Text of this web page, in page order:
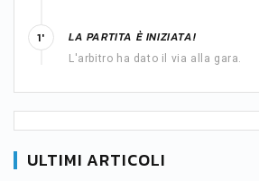
LA PARTITA È INIZIATA!
L'arbitro ha dato il via alla gara.
1'
ULTIMI ARTICOLI